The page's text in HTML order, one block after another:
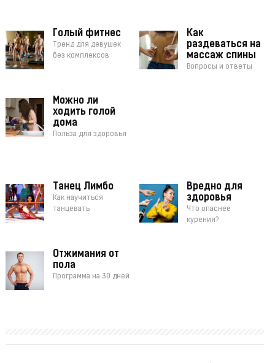
Голый фитнес
Тренд для девушек
без комплексов
Как
раздеваться на
массаж спины
Вопросы и ответы
Можно ли
ходить голой
дома
Польза для здоровья
Танец Лимбо
Как научиться
танцевать
Вредно для
здоровья
Что опаснее
курения?
Отжимания от
пола
Программа на 30 дней